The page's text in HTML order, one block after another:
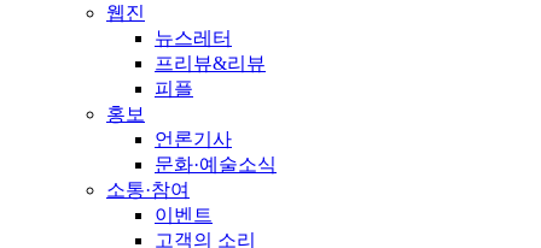
웹진
뉴스레터
프리뷰&리뷰
피플
홍보
언론기사
문화·예술소식
소통·참여
이벤트
고객의 소리